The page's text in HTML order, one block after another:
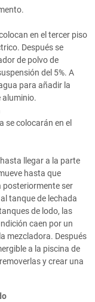
en el tercer piso
Después se
de polvo de
del 5%. A
para añadir la
aluminio.
se colocarán en el
llegar a la parte
hasta que
ser
tanque de lechada
de lodo, las
caen por un
mezcladora. Después
a la piscina de
y crear una